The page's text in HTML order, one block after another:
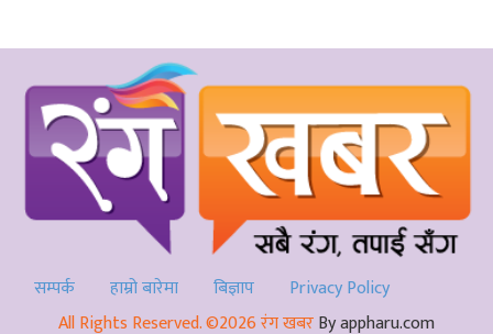
सम्पर्क हाम्रो बारेमा बिज्ञाप
Privacy Policy
All Rights Reserved. ©2026 रंग खबरBy appharu.com